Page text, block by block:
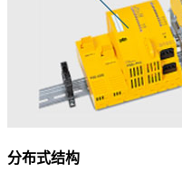
分布式结构